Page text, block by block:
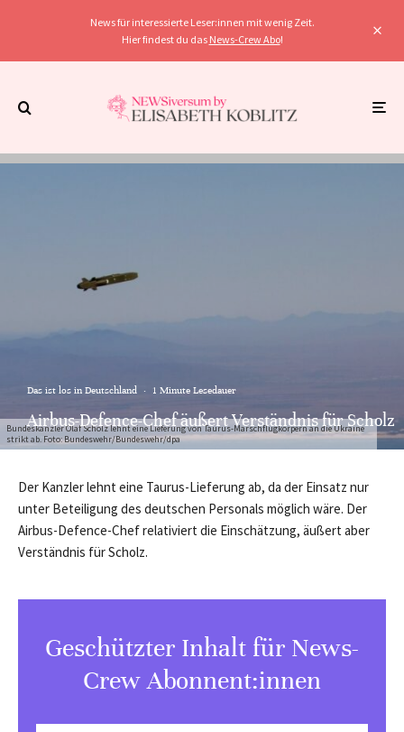
News für interessierte Leser:innen mit wenig Zeit.
Hier findest du das News-Crew Abo!
Bundeskanzler Olaf Scholz lehnt eine Lieferung von Taurus-Marschflugkörpern an die Ukraine
strikt ab. Foto: Bundeswehr/Bundeswehr/dpa
Das ist los in Deutschland · 1 Minute Lesedauer
Airbus-Defence-Chef äußert Verständnis für Scholz
Der Kanzler lehnt eine Taurus-Lieferung ab, da der Einsatz nur
unter Beteiligung des deutschen Personals möglich wäre. Der
Airbus-Defence-Chef relativiert die Einschätzung, äußert aber
Verständnis für Scholz.
Geschützter Inhalt für News-
Crew Abonnent:innen